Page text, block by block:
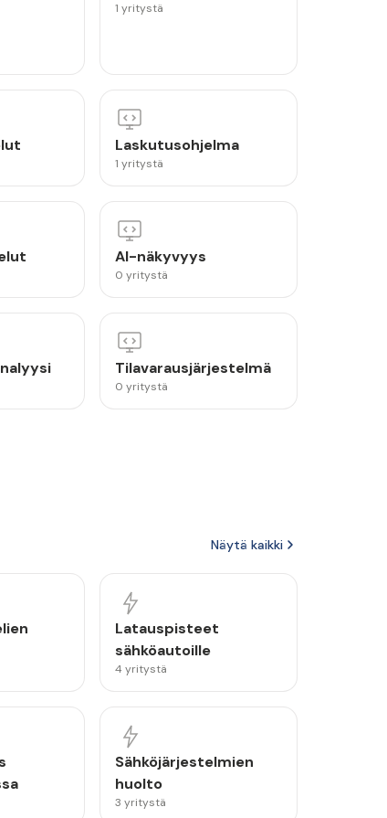
1 yritystä
Laskutusohjelma
1 yritystä
AI-näkyvyys
0 yritystä
Tilavarausjärjestelmä
0 yritystä
Näytä kaikki
Latauspisteet
sähköautoille
4 yritystä
Sähköjärjestelmien
huolto
3 yritystä